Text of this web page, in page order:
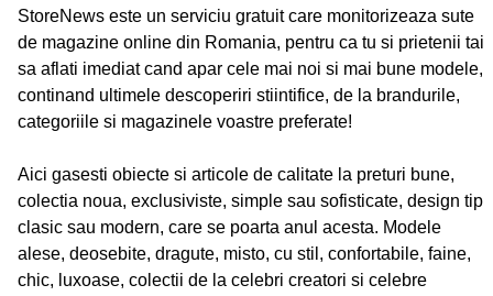
StoreNews este un serviciu gratuit care monitorizeaza sute
de magazine online din Romania, pentru ca tu si prietenii tai
sa aflati imediat cand apar cele mai noi si mai bune modele,
continand ultimele descoperiri stiintifice, de la brandurile,
categoriile si magazinele voastre preferate!
Aici gasesti obiecte si articole de calitate la preturi bune,
colectia noua, exclusiviste, simple sau sofisticate, design tip
clasic sau modern, care se poarta anul acesta. Modele
alese, deosebite, dragute, misto, cu stil, confortabile, faine,
chic, luxoase, colectii de la celebri creatori si celebre